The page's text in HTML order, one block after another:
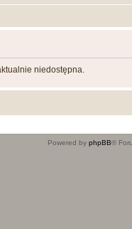
niedostępna.
Powered by phpBB®